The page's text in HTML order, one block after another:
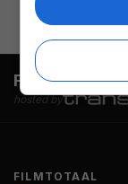
FilmTotaal.
hosted by
FILMTOTAAL